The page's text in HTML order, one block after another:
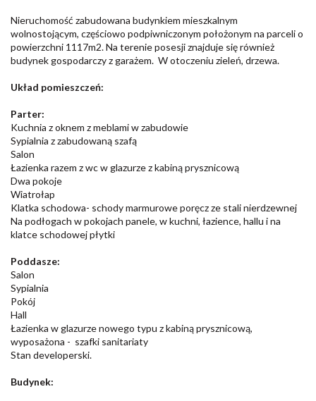
Nieruchomość zabudowana budynkiem mieszkalnym
wolnostojącym, częściowo podpiwniczonym położonym na parceli o
powierzchni 1117m2. Na terenie posesji znajduje się również
budynek gospodarczy z garażem. W otoczeniu zieleń, drzewa.
Układ pomieszczeń:
Parter:
Kuchnia z oknem z meblami w zabudowie
Sypialnia z zabudowaną szafą
Salon
Łazienka razem z wc w glazurze z kabiną prysznicową
Dwa pokoje
Wiatrołap
Klatka schodowa- schody marmurowe poręcz ze stali nierdzewnej
Na podłogach w pokojach panele, w kuchni, łazience, hallu i na
klatce schodowej płytki
Poddasze:
Salon
Sypialnia
Pokój
Hall
Łazienka w glazurze nowego typu z kabiną prysznicową,
wyposażona - szafki sanitariaty
Stan developerski.
Budynek: